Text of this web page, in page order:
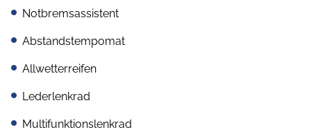
Notbremsassistent
Abstandstempomat
Allwetterreifen
Lederlenkrad
Multifunktionslenkrad